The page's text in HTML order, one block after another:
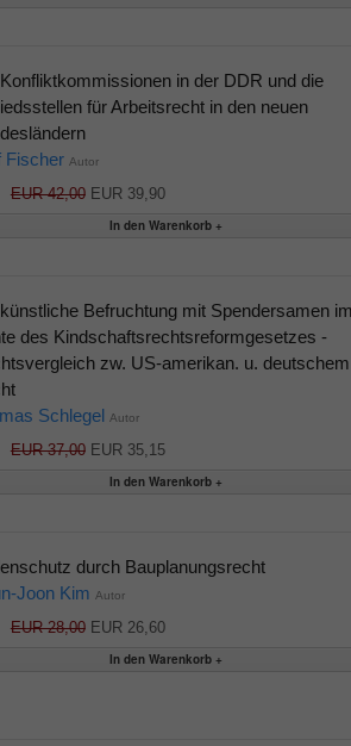
in der DDR und die
für Arbeitsrecht in den neuen
Fischer Autor
EUR 42,00EUR 39,90
Befruchtung mit Spendersamen
des Kindschaftsrechtsreformgesetzes -
zw. US-amerikan. u. deutschem
Schlegel Autor
EUR 37,00EUR 35,15
durch Bauplanungsrecht
Joon Kim Autor
EUR 28,00EUR 26,60